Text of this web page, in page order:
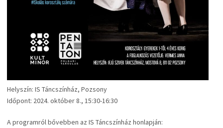
Helyszín: IS Táncszínház, Pozsony
Időpont: 2024. október 8., 15:30-16:30
A programról bővebben az IS Táncszínház honlapján: